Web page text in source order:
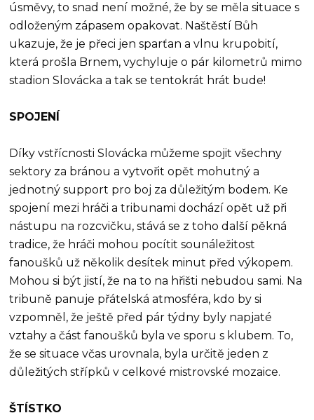
úsměvy, to snad není možné, že by se měla situace s
odloženým zápasem opakovat. Naštěstí Bůh
ukazuje, že je přeci jen sparťan a vlnu krupobití,
která prošla Brnem, vychyluje o pár kilometrů mimo
stadion Slovácka a tak se tentokrát hrát bude!
SPOJENÍ
Díky vstřícnosti Slovácka můžeme spojit všechny
sektory za bránou a vytvořit opět mohutný a
jednotný support pro boj za důležitým bodem. Ke
spojení mezi hráči a tribunami dochází opět už při
nástupu na rozcvičku, stává se z toho další pěkná
tradice, že hráči mohou pocítit sounáležitost
fanoušků už několik desítek minut před výkopem.
Mohou si být jistí, že na to na hřišti nebudou sami. Na
tribuně panuje přátelská atmosféra, kdo by si
vzpomněl, že ještě před pár týdny byly napjaté
vztahy a část fanoušků byla ve sporu s klubem. To,
že se situace včas urovnala, byla určitě jeden z
důležitých střípků v celkové mistrovské mozaice.
ŠTÍSTKO